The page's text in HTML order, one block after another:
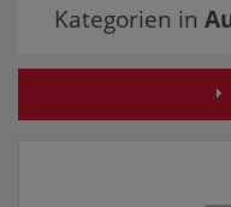
Kategorien in